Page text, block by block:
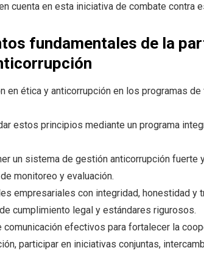
cuenta en esta iniciativa de combate contra
fundamentales de la
en ética y anticorrupción en los programas
estos principios mediante un programa
un sistema de gestión anticorrupción
monitoreo y evaluación.
empresariales con integridad, honestidad y
cumplimiento legal y estándares rigurosos.
comunicación efectivos para fortalecer la
participar en iniciativas conjuntas,